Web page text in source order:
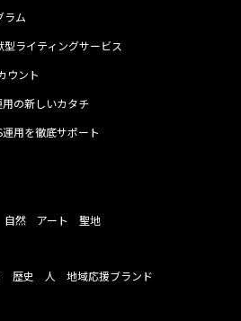
ラム
ライティングサービス
ウント
の新しいカタチ
用を徹底サポート
自然 アート 聖地
歴史 人 地域応援ブランド